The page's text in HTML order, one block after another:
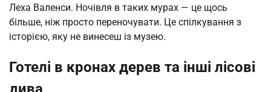
Леха Валенси. Ночівля в таких мурах — це щось
більше, ніж просто переночувати. Це спілкування з
історією, яку не винесеш із музею.
Готелі в кронах дерев та інші лісові